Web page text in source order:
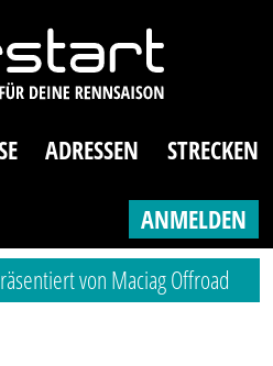
ADRESSEN STRECKEN
ANMELDEN
von Maciag Offroad